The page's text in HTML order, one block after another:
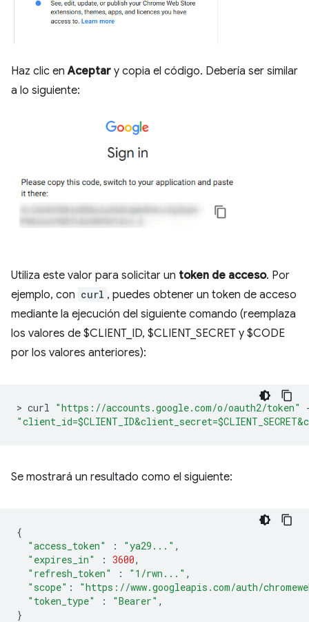
Haz clic enAceptar y copia el código. Debería ser similar
a lo siguiente:
Utiliza este valor para solicitar un token de acceso. Por
ejemplo, con curl , puedes obtener un token de acceso
mediante la ejecución del siguiente comando (reemplaza
los valores de $CLIENT_ID, $CLIENT_SECRET y $CODE
por los valores anteriores):
> curl "https://accounts.google.com/o/oauth2/token"
Se mostrará un resultado como el siguiente:
{
"access_token"
: "ya29..." ,
"expires_in"
: 3600,
"refresh_token"
: "1/rwn..." ,
"scope" :
"https://www.googleapis.com/auth/
"token_type"
: "Bearer" ,
}